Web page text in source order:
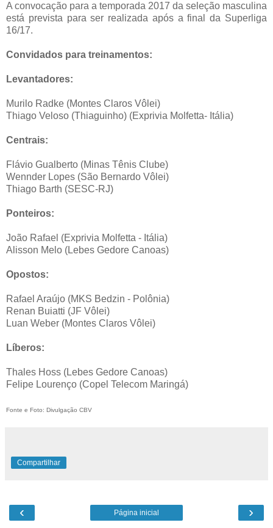
A convocação para a temporada 2017 da seleção masculina
está prevista para ser realizada após a final da Superliga
16/17.
Convidados para treinamentos:
Levantadores:
Murilo Radke (Montes Claros Vôlei)
Thiago Veloso (Thiaguinho) (Exprivia Molfetta- Itália)
Centrais:
Flávio Gualberto (Minas Tênis Clube)
Wennder Lopes (São Bernardo Vôlei)
Thiago Barth (SESC-RJ)
Ponteiros:
João Rafael (Exprivia Molfetta - Itália)
Alisson Melo (Lebes Gedore Canoas)
Opostos:
Rafael Araújo (MKS Bedzin - Polônia)
Renan Buiatti (JF Vôlei)
Luan Weber (Montes Claros Vôlei)
Líberos:
Thales Hoss (Lebes Gedore Canoas)
Felipe Lourenço (Copel Telecom Maringá)
Fonte e Foto: Divulgação CBV
Compartilhar
‹ ›
Página inicial